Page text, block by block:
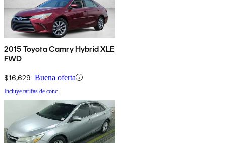
2015 Toyota Camry Hybrid XLE
FWD
$16,629 Buena oferta
Incluye tarifas de conc.